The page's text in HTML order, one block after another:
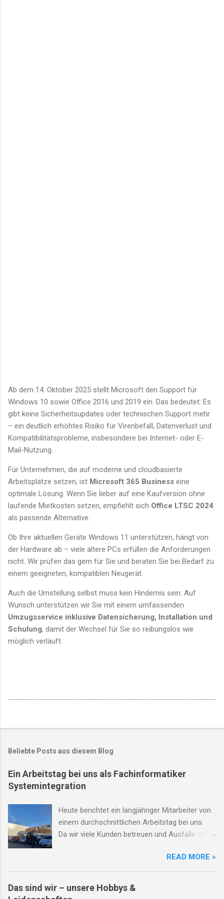
Ab dem 14. Oktober 2025 stellt Microsoft den Support für
Windows 10 sowie Office 2016 und 2019 ein. Das bedeutet: Es
gibt keine Sicherheitsupdates oder technischen Support mehr
– ein deutlich erhöhtes Risiko für Virenbefall, Datenverlust und
Kompatibilitätsprobleme, insbesondere bei Internet- oder E-
Mail-Nutzung.
Für Unternehmen, die auf moderne und cloudbasierte
Arbeitsplätze setzen, ist Microsoft 365 Business eine
optimale Lösung. Wenn Sie lieber auf eine Kaufversion ohne
laufende Mietkosten setzen, empfiehlt sich Office LTSC 2024
als passende Alternative.
Ob Ihre aktuellen Geräte Windows 11 unterstützen, hängt von
der Hardware ab – viele ältere PCs erfüllen die Anforderungen
nicht. Wir prüfen das gern für Sie und beraten Sie bei Bedarf zu
einem geeigneten, kompatiblen Neugerät.
Auch die Umstellung selbst muss kein Hindernis sein: Auf
Wunsch unterstützen wir Sie mit einem umfassenden
Umzugsservice inklusive Datensicherung, Installation und
Schulung, damit der Wechsel für Sie so reibungslos wie
möglich verläuft.
Beliebte Posts aus diesem Blog
Ein Arbeitstag bei uns als Fachinformatiker
Systemintegration
Heute berichtet ein langjähriger Mitarbeiter von
einem durchschnittlichen Arbeitstag bei uns.
Da wir viele Kunden betreuen und Ausfälle oft
nimmt öfter mal eine unerwartete Wendung.
8:00 Arbeitsbeginn: ich parke mein
Privatfahrzeug auf dem kostenfreien
Firmenfahrplatz und gönne mir die erste Tasse
READ MORE »
Das sind wir – unsere Hobbys &